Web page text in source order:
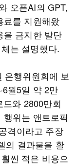
오픈AI의 GPT,
료를 지원해왔
을 금지한 발단
는 설명했다.
은행위원회에 보
월5일 약 2만
와 2800만회
위는 앤트로픽
격이라고 주장
의 결과물을 활
씬 적은 비용으